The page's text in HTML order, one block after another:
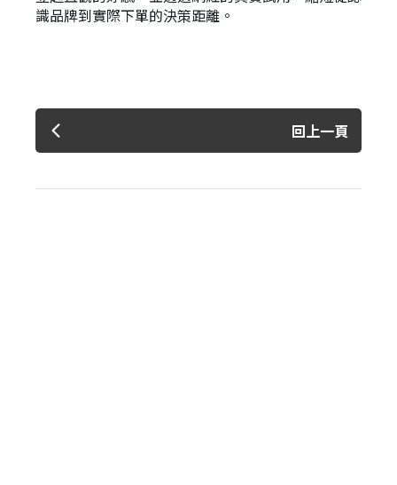
識品牌到實際下單的決策距離。
回上一頁